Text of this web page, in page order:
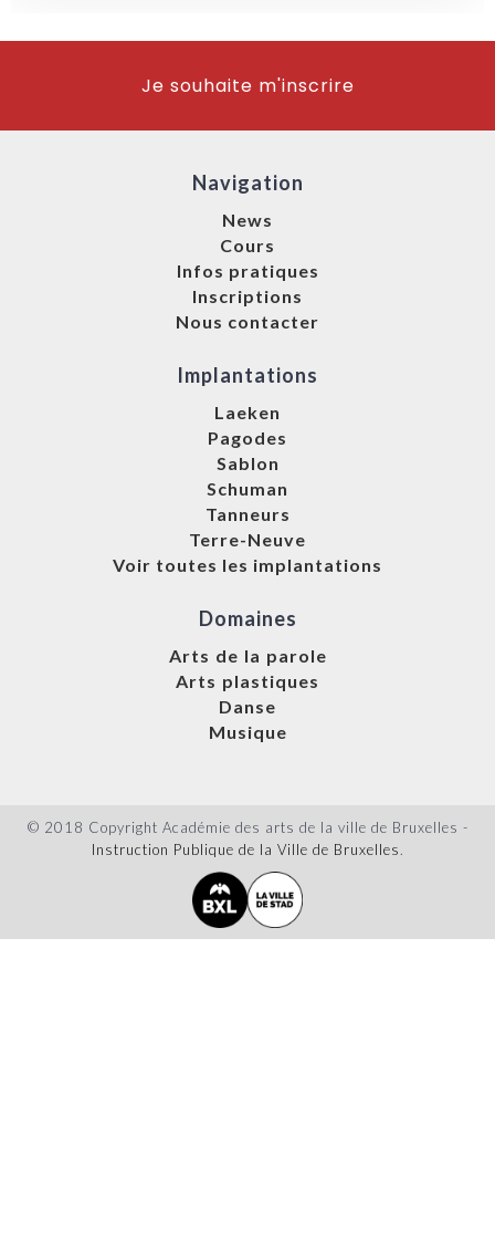
Je souhaite m'inscrire
Navigation
News
Cours
Infos pratiques
Inscriptions
Nous contacter
Implantations
Laeken
Pagodes
Sablon
Schuman
Tanneurs
Terre-Neuve
Voir toutes les implantations
Domaines
Arts de la parole
Arts plastiques
Danse
Musique
© 2018 Copyright Académie des arts de la ville de Bruxelles -
Instruction Publique de la Ville de Bruxelles.